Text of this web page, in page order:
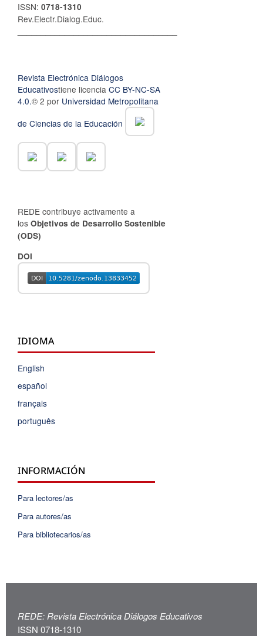
ISSN: 0718-1310
Rev.Electr.Dialog.Educ.
Revista Electrónica Diálogos
Educativostiene licencia CC BY-NC-SA
4.0.© 2 por Universidad Metropolitana
de Ciencias de la Educación
REDE contribuye activamente a
los Objetivos de Desarrollo Sostenible
(ODS)
DOI
IDIOMA
English
español
français
português
INFORMACIÓN
Para lectores/as
Para autores/as
Para bibliotecarios/as
REDE: Revista Electrónica Diálogos Educativos
ISSN 0718-1310